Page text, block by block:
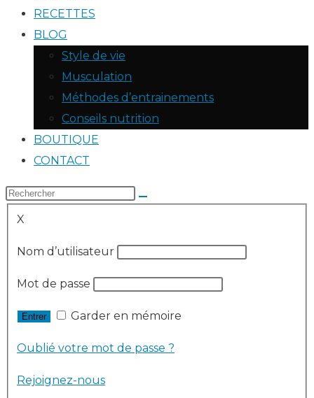
RECETTES
BLOG
Style de vie
Musculation
Méthodes d’entrainements
Conseils nutrition
BOUTIQUE
CONTACT
X
Nom d’utilisateur
Mot de passe
Garder en mémoire
Oublié votre mot de passe ?
Rejoignez-nous